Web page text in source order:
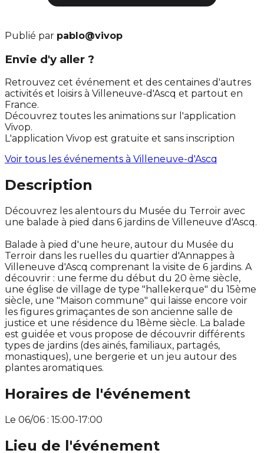
Publié par pablo@vivop
Envie d'y aller ?
Retrouvez cet événement et des centaines d'autres
activités et loisirs à Villeneuve-d'Ascq et partout en
France.
Découvrez toutes les animations sur l'application
Vivop.
L'application Vivop est gratuite et sans inscription
Voir tous les événements à Villeneuve-d'Ascq
Description
Découvrez les alentours du Musée du Terroir avec
une balade à pied dans 6 jardins de Villeneuve d'Ascq.
Balade à pied d'une heure, autour du Musée du
Terroir dans les ruelles du quartier d'Annappes à
Villeneuve d'Ascq comprenant la visite de 6 jardins. A
découvrir : une ferme du début du 20 ème siècle,
une église de village de type "hallekerque" du 15ème
siècle, une "Maison commune" qui laisse encore voir
les figures grimaçantes de son ancienne salle de
justice et une résidence du 18ème siècle. La balade
est guidée et vous propose de découvrir différents
types de jardins (des ainés, familiaux, partagés,
monastiques), une bergerie et un jeu autour des
plantes aromatiques.
Horaires de l'événement
Le 06/06 : 15:00-17:00
Lieu de l'événement